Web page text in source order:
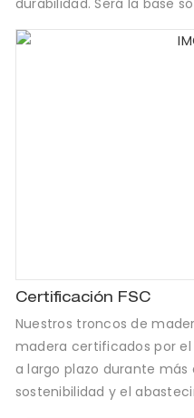
Certificación FSC
Nuestros troncos de
madera certificados por el
a largo plazo durante más
sostenibilidad y el